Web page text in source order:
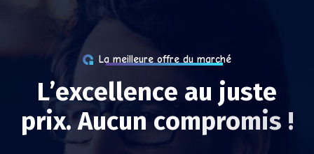
La meilleure offre du marché
L’excellence au juste
prix. Aucun compromis !